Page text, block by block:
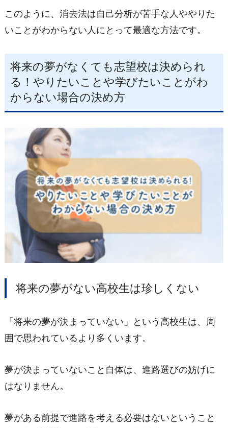
このように、消去法は自己分析が苦手な人ややりた
いことがわからない人にとって最適な方法です。
将来の夢がなくても志望校は決められ
る！やりたいことや学びたいことがわ
からない場合の決め方
将来の夢がない高校生は珍しくない
「将来の夢が決まっていない」という高校生は、周
囲で思われているより多くいます。
夢が決まっていないこと自体は、進路選びの妨げに
はなりません。
夢がある前提で進路を考える必要はないということ